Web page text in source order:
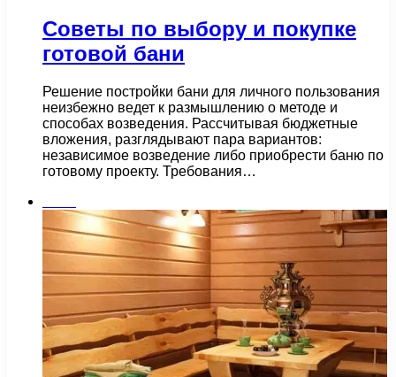
Советы по выбору и покупке
готовой бани
Решение постройки бани для личного пользования
неизбежно ведет к размышлению о методе и
способах возведения. Рассчитывая бюджетные
вложения, разглядывают пара вариантов:
независимое возведение либо приобрести баню по
готовому проекту. Требования…